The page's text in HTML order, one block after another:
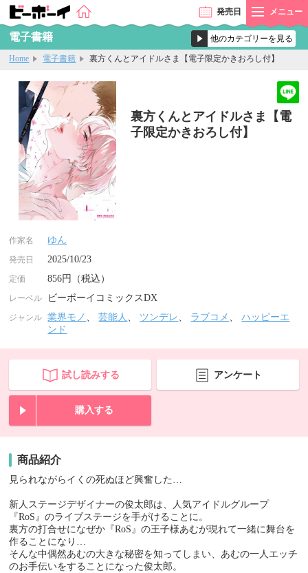
発売日 メニュー
電子書籍
Home 電子書籍 裏方くんとアイドルさま【電子限定かきおろし付】
裏方くんとアイドルさま【電
子限定かきおろし付】
作家名 ゆん
発売日 2025/10/23
定価 856円（税込）
レーベル ビーボーイコミックスDX
ジャンル 業界モノ 、芸能人 、 ツンデレ 、 ラブコメ 、ハッピーエ
ンド
試し読みする アンケート
購入する
商品紹介
見られながらイくの死ぬほど興奮した…
新人ステージデザイナーの俊太郎は、人気アイドルグループ
『RoS』のライブステージを手がけることに。
裏方の打合せになぜか『RoS』の王子様あむが現れて一緒に舞台を
作ることになり…
そんな中偶然あむの大きな秘密を知ってしまい、あむの一人エッチ
のお手伝いをすることになった俊太郎。